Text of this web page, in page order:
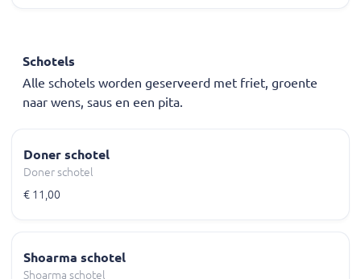
Schotels
Alle schotels worden geserveerd met friet, groente
naar wens, saus en een pita.
Doner schotel
Doner schotel
€ 11,00
Shoarma schotel
Shoarma schotel